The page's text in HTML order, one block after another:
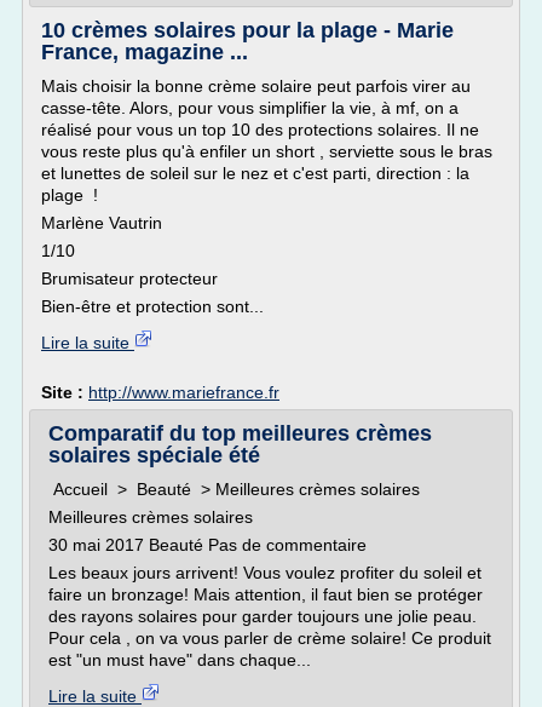
10 crèmes solaires pour la plage - Marie
France, magazine ...
Mais choisir la bonne crème solaire peut parfois virer au
casse-tête. Alors, pour vous simplifier la vie, à mf, on a
réalisé pour vous un top 10 des protections solaires. Il ne
vous reste plus qu'à enfiler un short , serviette sous le bras
et lunettes de soleil sur le nez et c'est parti, direction : la
plage !
Marlène Vautrin
1/10
Brumisateur protecteur
Bien-être et protection sont...
Lire la suite
Site : http://www.mariefrance.fr
Comparatif du top meilleures crèmes
solaires spéciale été
Accueil > Beauté > Meilleures crèmes solaires
Meilleures crèmes solaires
30 mai 2017 Beauté Pas de commentaire
Les beaux jours arrivent! Vous voulez profiter du soleil et
faire un bronzage! Mais attention, il faut bien se protéger
des rayons solaires pour garder toujours une jolie peau.
Pour cela , on va vous parler de crème solaire! Ce produit
est "un must have" dans chaque...
Lire la suite